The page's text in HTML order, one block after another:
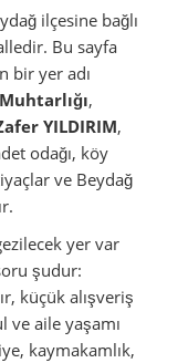
ilçesine bağlı
Bu sayfa
bir yer adı
,
YILDIRIM,
odağı, köy
ve Beydağ
yer var
şudur:
küçük alışveriş
ve aile yaşamı
kaymakamlık,